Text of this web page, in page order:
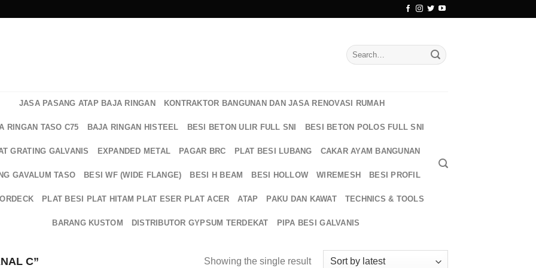
Search
for:
JASA PASANG ATAP BAJA RINGAN KONTRAKTOR BANGUNAN DAN JASA RENOVASI RUMAH
RINGAN TASO C75 BAJA RINGAN HISTEEL BESI BETON ULIR FULL SNI BESI BETON POLOS FULL SNI
GRATING GALVANIS EXPANDED METAL PAGAR BRC PLAT BESI LUBANG CAKAR AYAM BANGUNAN
GAVALUM TASO BESI WF (WIDE FLANGE) BESI H BEAM BESI HOLLOW WIREMESH BESI PROFIL
PLAT BESI PLAT HITAM PLAT ESER PLAT ACER ATAP PAKU DAN KAWAT TECHNICS & TOOLS
BARANG KUSTOM DISTRIBUTOR GYPSUM TERDEKAT PIPA BESI GALVANIS
C” Showing the single result